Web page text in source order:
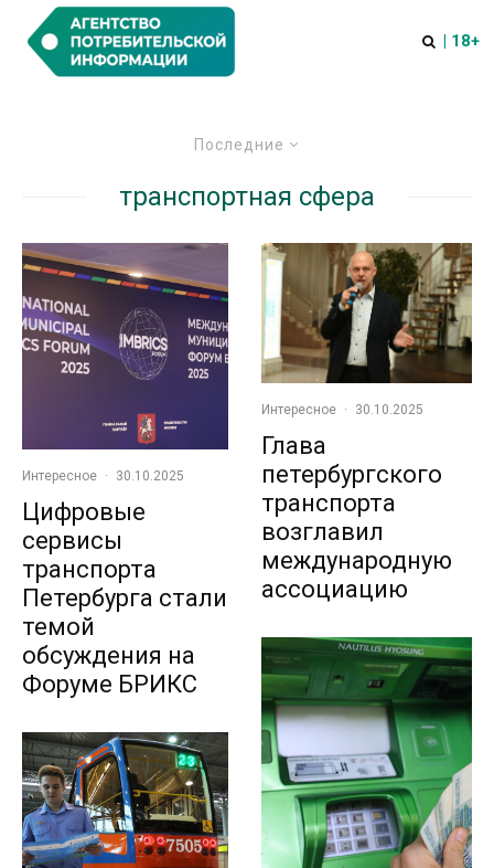
| 18+
Последние
транспортная сфера
Интересное · 30.10.2025
Цифровые
сервисы
транспорта
Петербурга стали
темой
обсуждения на
Форуме БРИКС
Интересное · 30.10.2025
Глава
петербургского
транспорта
возглавил
международную
ассоциацию